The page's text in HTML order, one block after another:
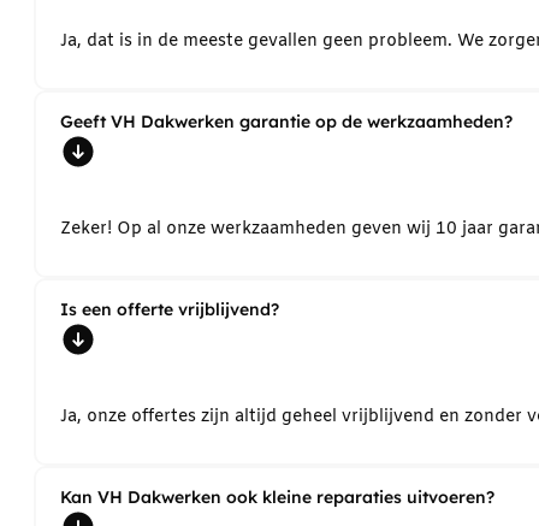
Ja, dat is in de meeste gevallen geen probleem. We
Geeft VH Dakwerken garantie op de werkzaamheden?
Zeker! Op al onze werkzaamheden geven wij 10 jaar
Is een offerte vrijblijvend?
Ja, onze offertes zijn altijd geheel vrijblijvend en
Kan VH Dakwerken ook kleine reparaties uitvoeren?